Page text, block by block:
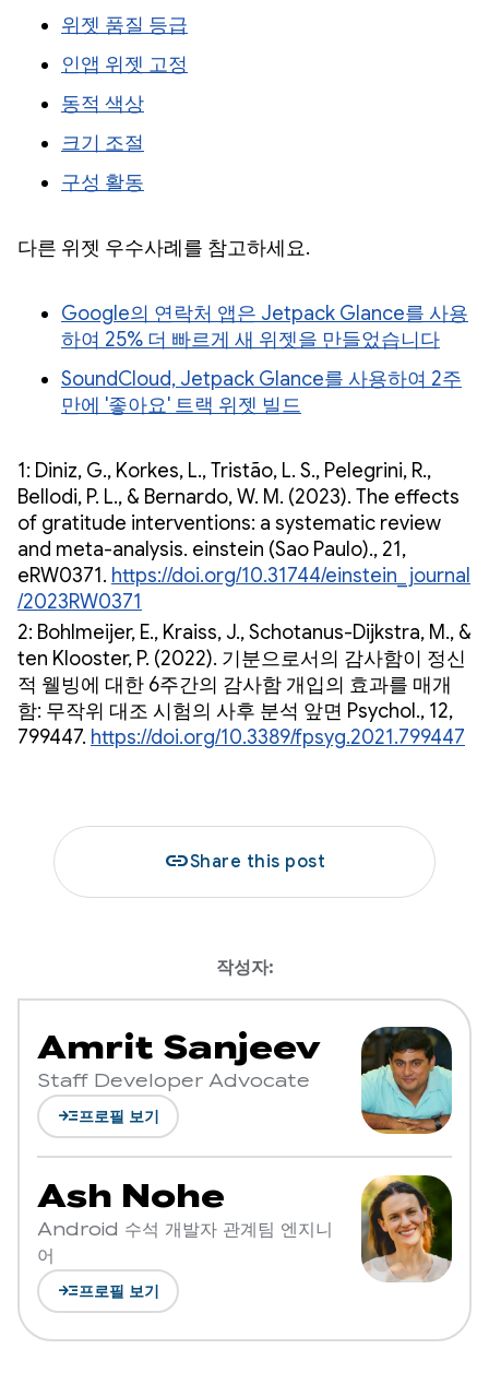
위젯 품질 등급
인앱 위젯 고정
동적 색상
크기 조절
구성 활동
다른 위젯 우수사례를 참고하세요.
Google의 연락처 앱은 Jetpack Glance를 사용
하여 25% 더 빠르게 새 위젯을 만들었습니다
SoundCloud, Jetpack Glance를 사용하여 2주
만에 '좋아요' 트랙 위젯 빌드
1: Diniz, G., Korkes, L., Tristão, L. S., Pelegrini, R.,
Bellodi, P. L., & Bernardo, W. M. (2023). The effects
of gratitude interventions: a systematic review
and meta-analysis. einstein (Sao Paulo)., 21,
eRW0371. https://doi.org/10.31744/einstein_journal
/2023RW0371
2: Bohlmeijer, E., Kraiss, J., Schotanus-Dijkstra, M., &
ten Klooster, P. (2022). 기분으로서의 감사함이 정신
적 웰빙에 대한 6주간의 감사함 개입의 효과를 매개
함: 무작위 대조 시험의 사후 분석 앞면 Psychol., 12,
799447. https://doi.org/10.3389/fpsyg.2021.799447
linkShare this post
작성자:
Amrit Sanjeev
Staff Developer Advocate
read_more프로필 보기
Ash Nohe
Android 수석 개발자 관계팀 엔지니
어
read_more프로필 보기